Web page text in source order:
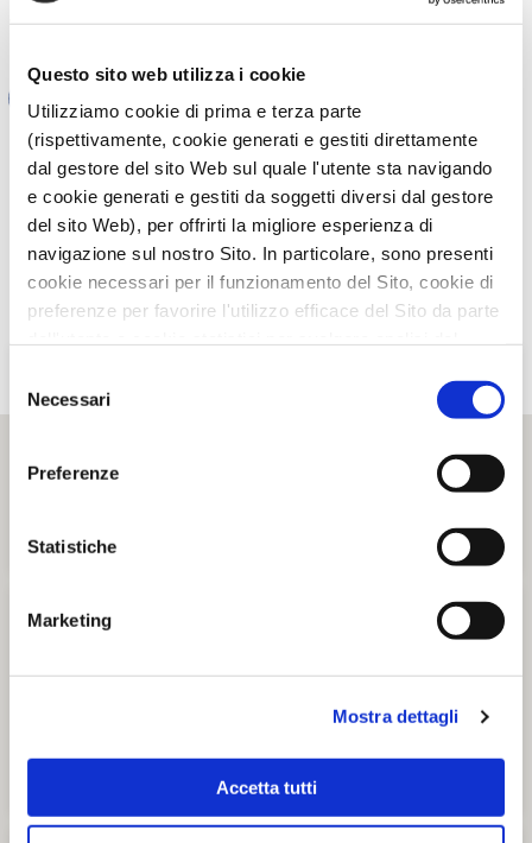
Questo sito web utilizza i cookie
Utilizziamo cookie di prima e terza parte
(rispettivamente, cookie generati e gestiti direttamente
dal gestore del sito Web sul quale l'utente sta navigando
e cookie generati e gestiti da soggetti diversi dal gestore
del sito Web), per offrirti la migliore esperienza di
navigazione sul nostro Sito. In particolare, sono presenti
cookie necessari per il funzionamento del Sito, cookie di
preferenze per favorire l'utilizzo efficace del Sito da parte
categorie di cookie accettare.
Per maggiori informazioni, consulta le nostre pagine
delNecessari
Preferenze
Statistiche
Marketing
Mostra dettagli
Accetta tutti
TI È PIACIUTO IL POST?CONDIVIDI!